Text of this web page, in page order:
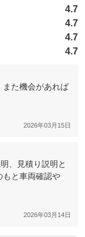
4.7
4.7
4.7
4.7
た機会があれば
2026年03月15日
、見積り説明と
もと車両確認や
2026年03月14日